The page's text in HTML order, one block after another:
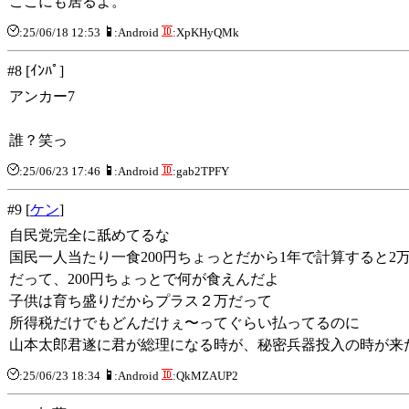
:25/06/18 12:53 :Android :XpKHyQMk
#8 [ｲﾝﾊﾟ]
アンカー7
誰？笑っ
:25/06/23 17:46 :Android :gab2TPFY
#9 [ケン]
自民党完全に舐めてるな
国民一人当たり一食200円ちょっとだから1年で計算すると2
だって、200円ちょっとで何が食えんだよ
子供は育ち盛りだからプラス２万だって
所得税だけでもどんだけぇ〜ってぐらい払ってるのに
山本太郎君遂に君が総理になる時が、秘密兵器投入の時が来
:25/06/23 18:34 :Android :QkMZAUP2